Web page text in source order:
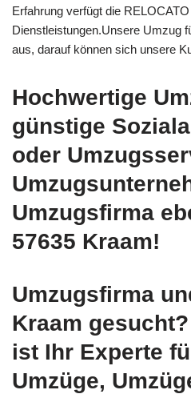
Erfahrung verfügt die
Dienstleistungen.Unsere Umzug
aus, darauf können sich unsere
Hochwertige
günstige
oder
Umzugsfirma
57635 Kraam!
Umzugsfirma
Kraam gesucht?
ist Ihr Experte
Umzüge,